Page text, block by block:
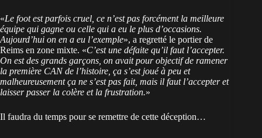
«Le foot est parfois cruel, ce n’est pas forcément la meilleure
équipe qui gagne ou celle qui a eu le plus d’occasions.
Aujourd’hui on en a eu l’exemple», a regretté le portier de
Reims en zone mixte. «C’est une défaite qu’il faut l’accepter.
On est des grands garçons, on avait pour objectif de ramener
la première CAN de l’histoire, ça s’est joué à peu et
malheureusement ça ne s’est pas fait, mais il faut l’accepter et
laisser passer la colère et la frustration.»
Il faudra du temps pour se remettre de cette déception…